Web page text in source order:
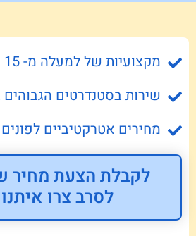
מקצועיות של למעלה מ- 15 שנה.
שירות בסטנדרטים הגבוהים
מחירים אטרקטיביים
לקבלת הצעת מחיר
לסרב צרו